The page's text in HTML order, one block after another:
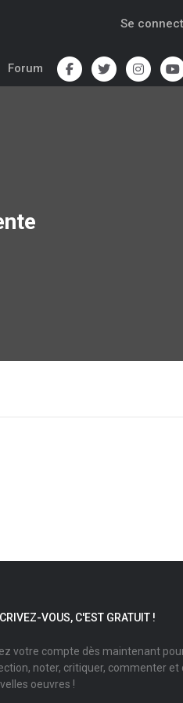
Se
Forum
VOUS, C'EST GRATUIT !
votre compte dès maintenant
noter, critiquer, commenter et
oeuvres !